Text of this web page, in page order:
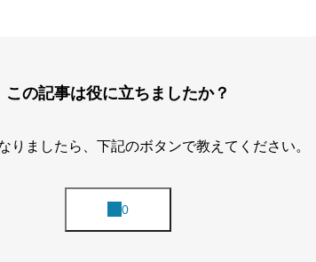
この記事は役に立ちましたか？
りましたら、下記のボタンで教えてください。